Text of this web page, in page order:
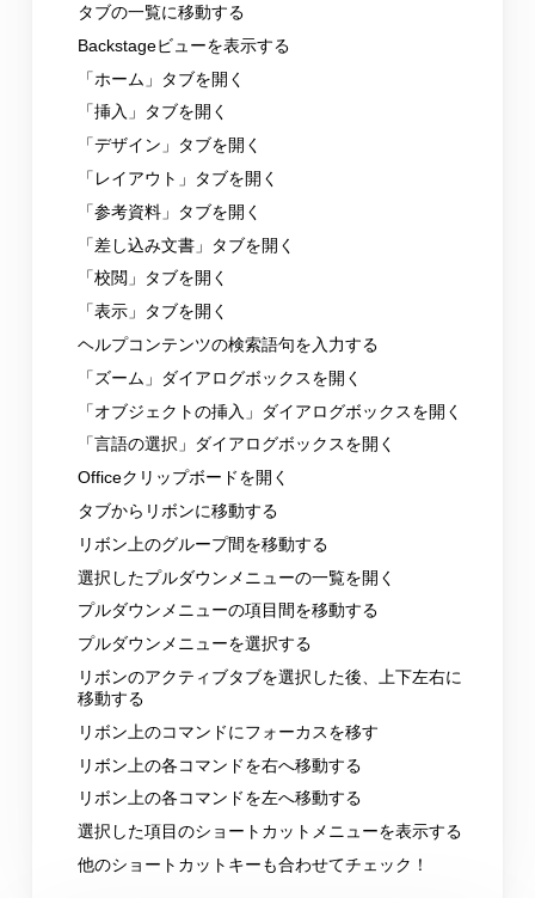
タブの一覧に移動する
Backstageビューを表示する
「ホーム」タブを開く
「挿入」タブを開く
「デザイン」タブを開く
「レイアウト」タブを開く
「参考資料」タブを開く
「差し込み文書」タブを開く
「校閲」タブを開く
「表示」タブを開く
ヘルプコンテンツの検索語句を入力する
「ズーム」ダイアログボックスを開く
「オブジェクトの挿入」ダイアログボックスを開く
「言語の選択」ダイアログボックスを開く
Officeクリップボードを開く
タブからリボンに移動する
リボン上のグループ間を移動する
選択したプルダウンメニューの一覧を開く
プルダウンメニューの項目間を移動する
プルダウンメニューを選択する
リボンのアクティブタブを選択した後、上下左右に
移動する
リボン上のコマンドにフォーカスを移す
リボン上の各コマンドを右へ移動する
リボン上の各コマンドを左へ移動する
選択した項目のショートカットメニューを表示する
他のショートカットキーも合わせてチェック！